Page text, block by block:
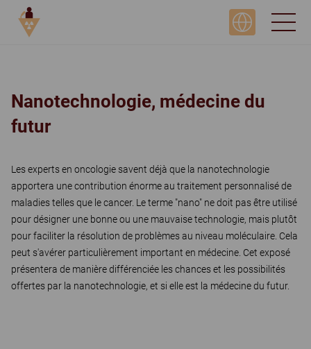
Nanotechnologie, médecine du
futur
Les experts en oncologie savent déjà que la nanotechnologie
apportera une contribution énorme au traitement personnalisé de
maladies telles que le cancer. Le terme "nano" ne doit pas être utilisé
pour désigner une bonne ou une mauvaise technologie, mais plutôt
pour faciliter la résolution de problèmes au niveau moléculaire. Cela
peut s'avérer particulièrement important en médecine. Cet exposé
présentera de manière différenciée les chances et les possibilités
offertes par la nanotechnologie, et si elle est la médecine du futur.